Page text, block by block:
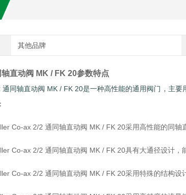
其他品牌
直动阀 MK / FK 20参数特点
同轴直动阀 MK / FK 20是一种高性能的通用阀门，主
Co-ax 2/2 通同轴直动阀 MK / FK 20采用高性能的同轴
Co-ax 2/2 通同轴直动阀 MK / FK 20具有大通径设计，
Co-ax 2/2 通同轴直动阀 MK / FK 20采用特殊的结构设